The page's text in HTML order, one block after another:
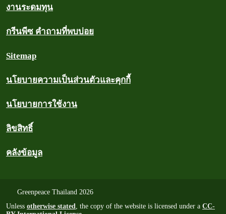
งานระดมทุน
กรีนพีซ คำถามที่พบบ่อย
Sitemap
นโยบายความเป็นส่วนตัวและคุกกี้
นโยบายการใช้งาน
ลิขสิทธิ์
คลังข้อมูล
Greenpeace Thailand 2026
Unless otherwise stated, the copy of the website is licensed under a CC-